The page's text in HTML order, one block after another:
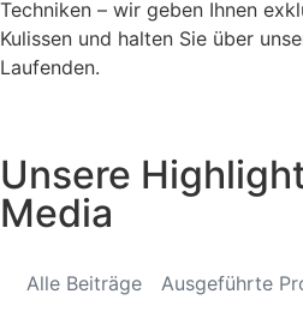
Techniken – wir geben Ihnen
Kulissen und halten Sie über
Laufenden.
Unsere
Media
Ausgeführte
Alle Beiträge